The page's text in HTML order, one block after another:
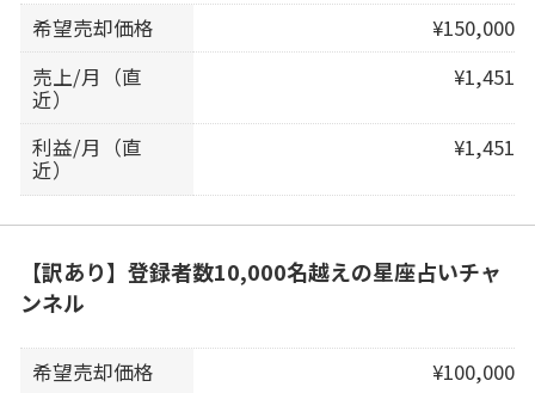
希望売却価格
¥150,000
売上/月（直
近）
¥1,451
利益/月（直
近）
¥1,451
【訳あり】登録者数10,000名越えの星座占いチャ
ンネル
希望売却価格
¥100,000